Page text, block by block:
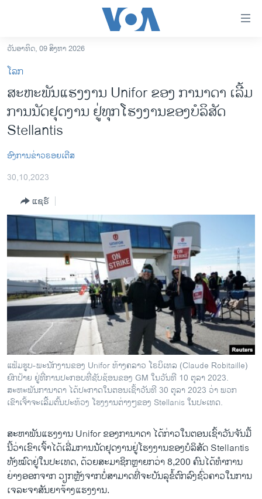
ເຂົ້າ
ຫາ
ຂ້າມ
ຂ້າມ
ໄປ
ຫາ
ຊອກ
ອາເມຣິກາ
ການເລືອກຕັ້ງ ປະທານາທີບໍດີ ສະຫະລັດ 2024
ອິດສະຫຼະພາບດ້ານການຂ່າວ
ຊີວິດຊາວລາວ
ຊຸມຊົນຊາວລາວ
ວິທະຍາສາດ-ເທັກໂນໂລຈີ
ທຸລະກິດ
ພາສາອັງກິດ
ວີດີໂອ
ສຽງ
ລາຍການກະຈາຍສຽງ
ລາຍງານ
ຕິດຕາມພວກເຮົາ ທີ່
ພາສາຕ່າງໆ
ວັນອາທິດ, 09 ສິງຫາ 2026
ໂລກ
ສະຫະພັນແຮງງານ Unifor ຂອງ ການາດາ ເລີ້ມ​
ການ​ນັດຢຸດງານ ຢູ່​ທຸກໂຮງງານຂອງບໍລິສັດ
Stellantis
ອົງການຂ່າວຣອຍເຕີສ
30,10,2023
ແຊຣ໌
ແຟ້ມຮູບ-ພະນັກງານຂອງ Unifor ທ້າງຄລາວ ໂຣບິເທລ (Claude Robitaille)
ຍົກປ້າຍ ຢູ່ທີ່ການປະກອບທີ່ຊັບຊ້ອນຂອງ GM ໃນວັນທີ 10 ຕຸລາ 2023.
ສະຫະພັນການາດາ ໄດ້ປະກາດໃນຕອນເຊົ້າວັນທີ 30 ຕຸລາ 2023 ວ່າ ພວກ
ເຂົາເຈົ້າຈະເລີ້ມຕົ້ນປະທ້ວງ ໂຮງງານຕ່າງໆຂອງ Stellanis ໃນປະເທດ.
ສະ​ຫາ​ພັນ​ແຮງ​ງານ Unifor ຂອງ​ກາ​ນາ​ດາ ໄດ້​ກ່າວ​ໃນ​ຕອນ​ເຊົ້າ​ວັນ​ຈັນ​ມື້
ນີ້​ວ່າ​ເຂົາ​ເຈົ້າ​ໄດ້​ເລີ່ມ​ການ​ນັດ​ຢຸດ​ງານ​ຢູ່​ໂຮງ​ງານ​ຂອງ​ບໍ​ລິ​ສັດ Stellantis
ທັງ​ໝົດ​ຢູ່​ໃນ​ປະ​ເທດ, ດ້ວຍ​ສະ​ມາ​ຊິກຫຼາຍກວ່າ 8,200 ຄົນ​ໄດ້​ທຳ​ການ​
ຍ່າງ​ອອກ​ຈາກ ວຽກຫຼັງ​ຈາກບໍ່​ສາ​ມາດ​ທີ່​ຈະ​ບັນ​ລຸ​ຂໍ້​ຕົກ​ລົງ​ຊົ່ວ​ຄາວ​ໃນ​ການ​
ເຈ​ລ​ະ​ຈາ​ສັນ​ຍາ​ຈ້າງ​ແຮງ​ງານ.